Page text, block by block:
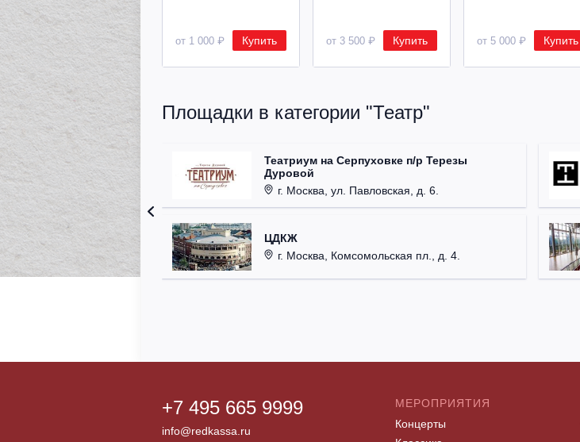
от 1 000 ₽ Купить от 3 500 ₽ Купить от 5 000 ₽ Купить
Площадки в категории "Театр"
Театриум на Серпуховке п/р Терезы
Дуровой
г. Москва, ул. Павловская, д. 6.
ЦДКЖ
г. Москва, Комсомольская пл., д. 4.
+7 495 665 9999
info@redkassa.ru
МЕРОПРИЯТИЯ
Концерты